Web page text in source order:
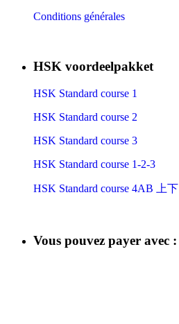
Conditions générales
HSK voordeelpakket
HSK Standard course 1
HSK Standard course 2
HSK Standard course 3
HSK Standard course 1-2-3
HSK Standard course 4AB 上下
Vous pouvez payer avec :